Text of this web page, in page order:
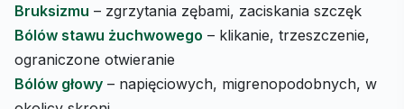
Bruksizmu – zgrzytania zębami, zaciskania szczęk
Bólów stawu żuchwowego – klikanie, trzeszczenie,
ograniczone otwieranie
Bólów głowy – napięciowych, migrenopodobnych, w